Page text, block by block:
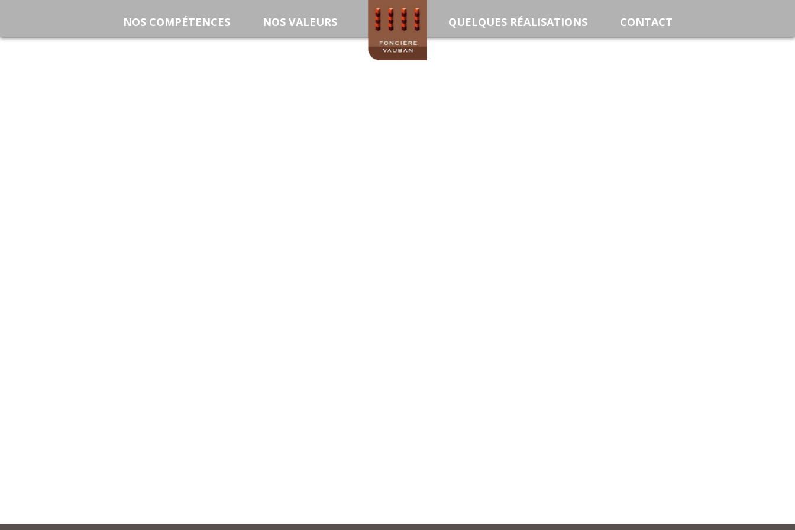
NOS COMPÉTENCES NOS VALEURS ACCUEIL QUELQUES RÉALISATIONS CONTACT